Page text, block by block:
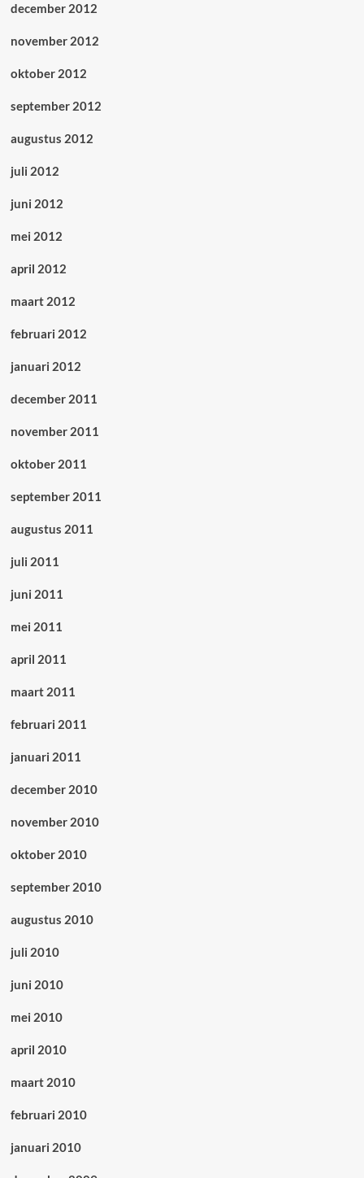
december 2012
november 2012
oktober 2012
september 2012
augustus 2012
juli 2012
juni 2012
mei 2012
april 2012
maart 2012
februari 2012
januari 2012
december 2011
november 2011
oktober 2011
september 2011
augustus 2011
juli 2011
juni 2011
mei 2011
april 2011
maart 2011
februari 2011
januari 2011
december 2010
november 2010
oktober 2010
september 2010
augustus 2010
juli 2010
juni 2010
mei 2010
april 2010
maart 2010
februari 2010
januari 2010